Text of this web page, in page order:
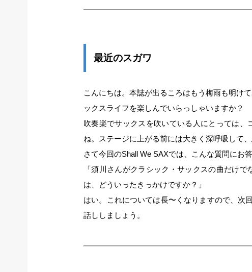
最近のスガワ
こんにちは。本誌が出るころはもう梅雨も明け
ックスライフを楽しんでいらっしゃいますか？
吹奏楽でサックスを吹いている人にとっては
ね。ステージに上がる前には大きく深呼吸して
さて今回のShall We SAXでは、こんな質問にお
「須川さんがクラシック・サックスの曲だけ
は、どういったきっかけですか？」
はい。これについては長〜くなりますので、次
話ししましょう。